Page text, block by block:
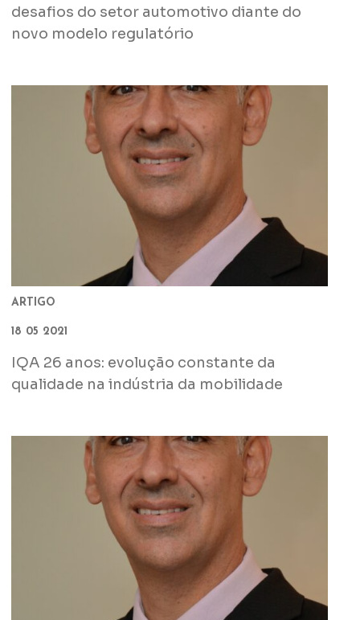
desafios do setor automotivo diante do
novo modelo regulatório
ARTIGO
18 05 2021
IQA 26 anos: evolução constante da
qualidade na indústria da mobilidade